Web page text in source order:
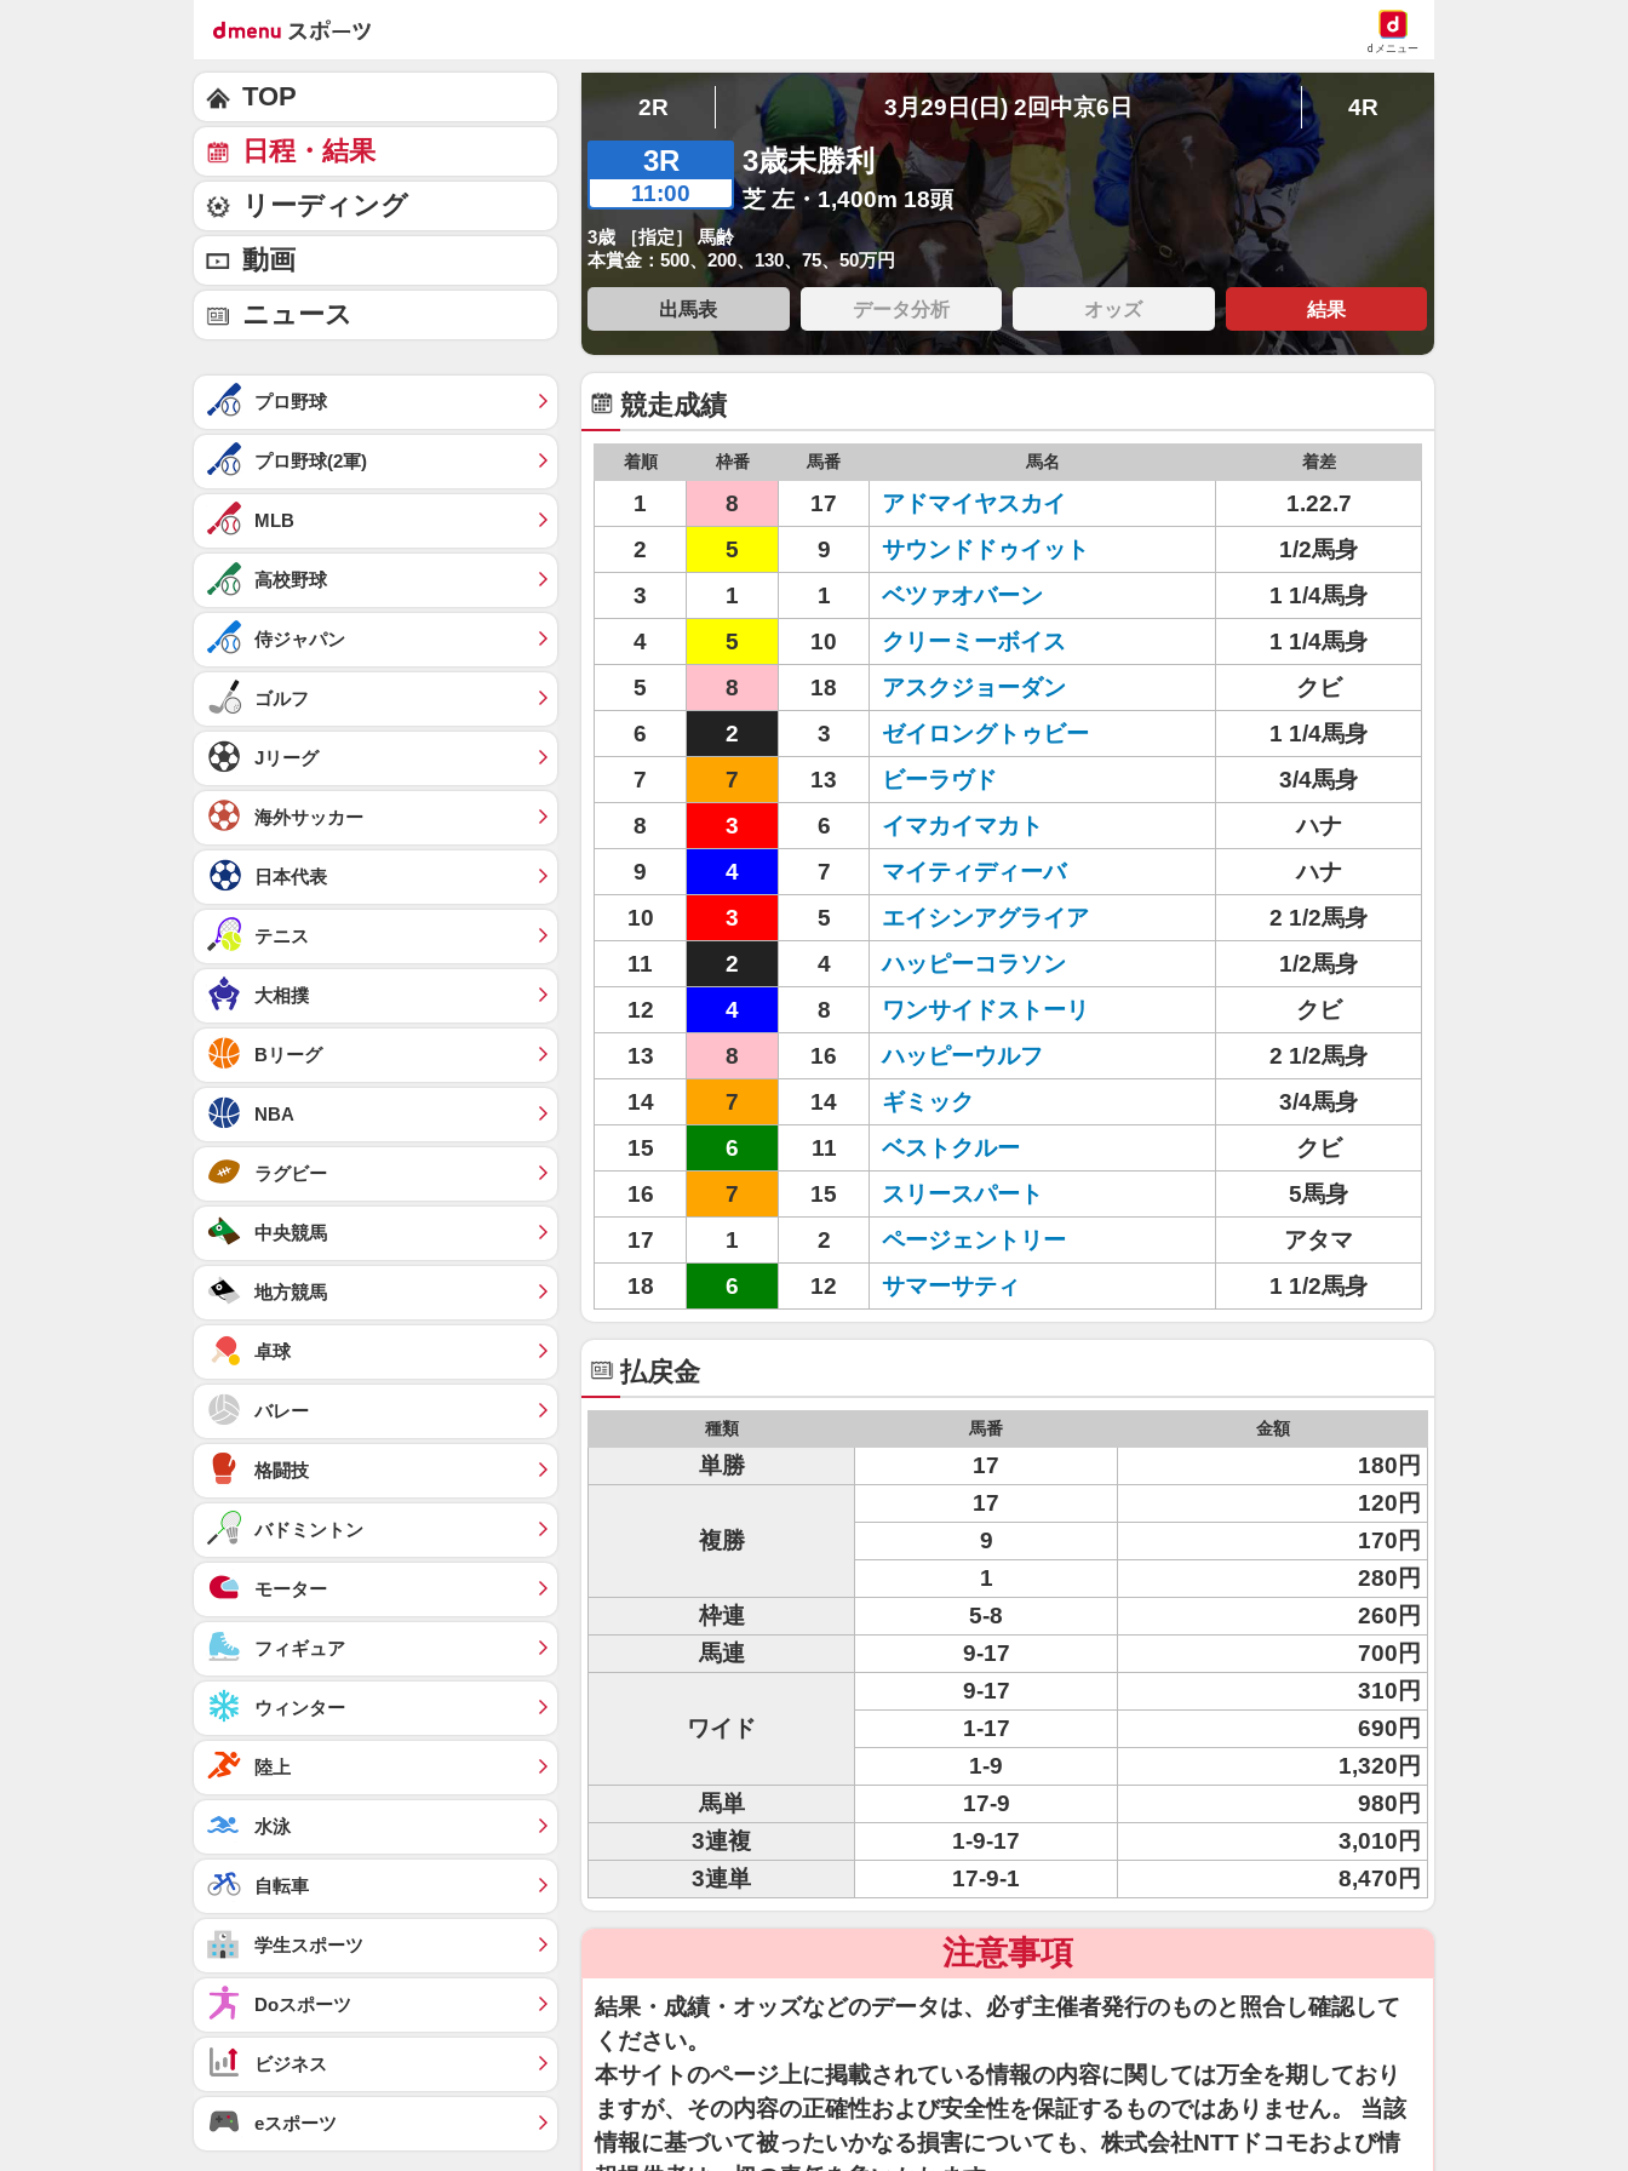
dメニュー
2R 3月29日(日) 2回中京6日 4R
3R
11:00
3歳未勝利
芝 左・1,400m 18頭
3歳 ［指定］ 馬齢
本賞金：500、200、130、75、50万円
出馬表 データ分析 オッズ 結果
競走成績
着順 枠番 馬番 馬名 着差
1 8 17 アドマイヤスカイ
1.22.7
2
5 9 サウンドドゥイット
1/2馬身
3
1 1 ベツァオバーン
1 1/4馬身
4
5 10 クリーミーボイス
1 1/4馬身
5
8 18 アスクジョーダン
クビ
6
2 3 ゼイロングトゥビー
1 1/4馬身
7
7 13 ビーラヴド
3/4馬身
8
3 6 イマカイマカト
ハナ
9
4 7 マイティディーバ
ハナ
10
3 5 エイシンアグライア
2 1/2馬身
11
2 4 ハッピーコラソン
1/2馬身
12
4 8 ワンサイドストーリ
クビ
13
8 16 ハッピーウルフ
2 1/2馬身
14
7 14 ギミック
3/4馬身
15
6 11 ベストクルー
クビ
16
7 15 スリースパート
5馬身
17
1 2 ページェントリー
アタマ
18
6 12 サマーサティ 1 1/2馬身
払戻金
種類 馬番 金額
単勝 17 180円
複勝
17
120円
9
170円
1
280円
枠連
5-8
260円
馬連
9-17 700円
ワイド
9-17
310円
1-17
690円
1-9
1,320円
馬単
17-9
980円
3連複
1-9-17
3,010円
3連単
17-9-1 8,470円
注意事項
結果・成績・オッズなどのデータは、必ず主催者発行のものと照合し確認して
ください。
本サイトのページ上に掲載されている情報の内容に関しては万全を期しており
ますが、その内容の正確性および安全性を保証するものではありません。 当該
情報に基づいて被ったいかなる損害についても、株式会社NTTドコモおよび情
TOP
日程・結果
リーディング
動画
ニュース
プロ野球
プロ野球(2軍)
MLB
高校野球
侍ジャパン
ゴルフ
Jリーグ
海外サッカー
日本代表
テニス
大相撲
Bリーグ
NBA
ラグビー
中央競馬
地方競馬
卓球
バレー
格闘技
バドミントン
モーター
フィギュア
ウィンター
陸上
水泳
自転車
学生スポーツ
Doスポーツ
ビジネス
eスポーツ